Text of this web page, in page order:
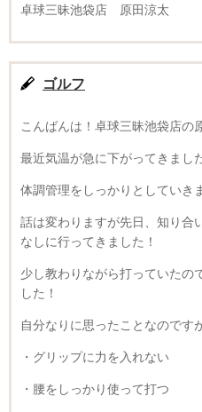
卓球三昧池袋店 原田涼太
ゴルフ
こんばんは！卓球三昧池袋店の
最近気温が急に下がってきまし
体調管理をしっかりとしていき
話は変わりますが先日、知り合
なしに行ってきました！
少し教わりながら打っていたの
した！
自分なりに思ったことなのです
・グリップに力を入れない
・腰をしっかり使って打つ